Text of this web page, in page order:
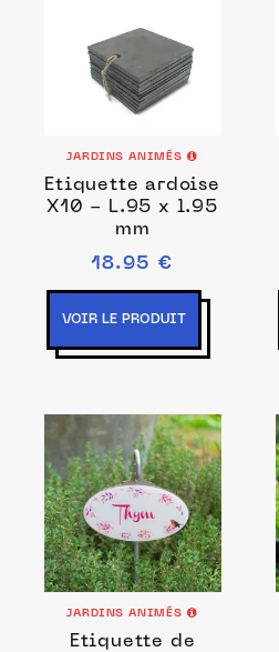
JARDINS ANIMÉS
Etiquette ardoise
X10 - L.95 x l.95
mm
18.95 €
VOIR LE PRODUIT
JARDINS ANIMÉS
Etiquette de